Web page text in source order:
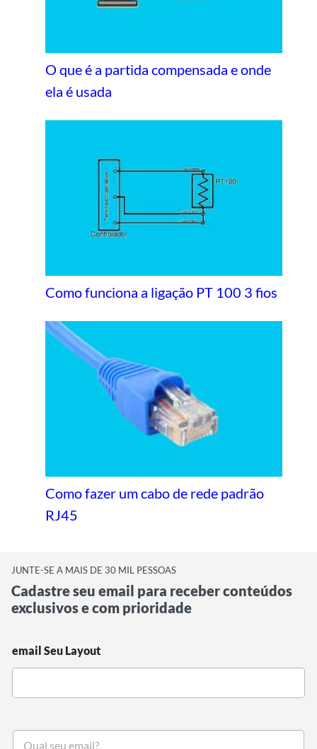
O que é a partida compensada e onde
ela é usada
Como funciona a ligação PT 100 3 fios
Como fazer um cabo de rede padrão
RJ45
JUNTE-SE A MAIS DE 30 MIL PESSOAS
Cadastre seu email para receber conteúdos
exclusivos e com prioridade
email Seu Layout
S